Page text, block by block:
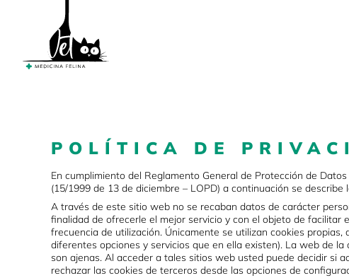
POLÍTICA DE
En cumplimiento del Reglamento General de Protección de
(15/1999 de 13 de diciembre – LOPD) a continuación se
A través de este sitio web no se recaban datos de carácter
finalidad de ofrecerle el mejor servicio y con el objeto de facilitar
frecuencia de utilización. Únicamente se utilizan cookies
diferentes opciones y servicios que en ella existen). La web de la
son ajenas. Al acceder a tales sitios web usted puede decidir si
rechazar las cookies de terceros desde las opciones de